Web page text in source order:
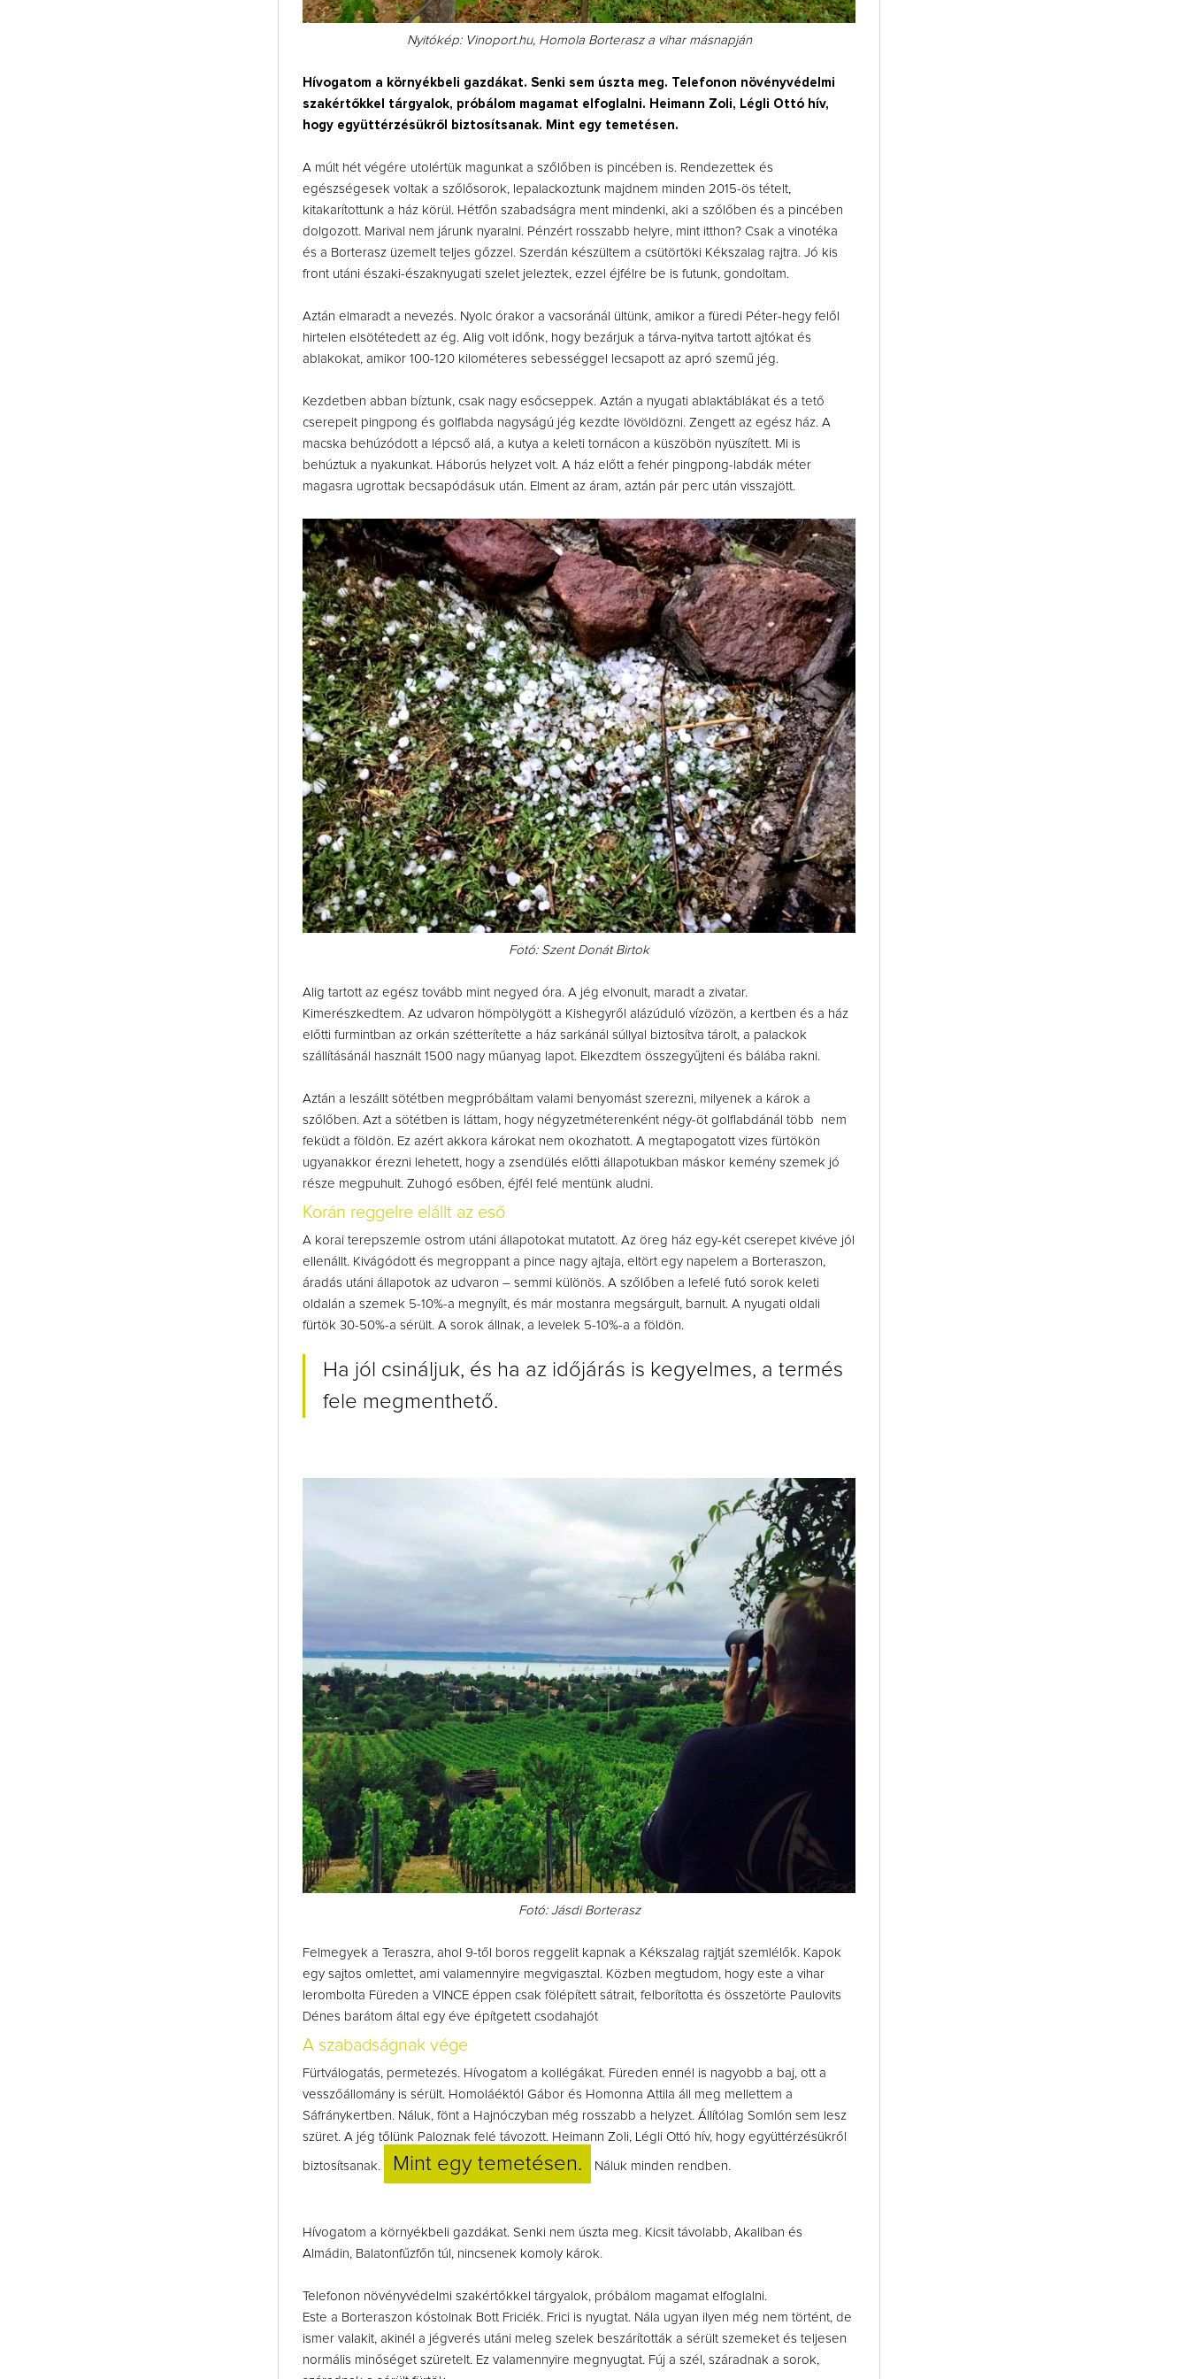
Nyitókép: Vinoport.hu, Homola Borterasz a vihar másnapján
Hívogatom a környékbeli gazdákat. Senki sem úszta meg. Telefonon növényvédelmi
szakértőkkel tárgyalok, próbálom magamat elfoglalni. Heimann Zoli, Légli Ottó hív,
hogy együttérzésükről biztosítsanak. Mint egy temetésen.
A múlt hét végére utolértük magunkat a szőlőben is pincében is. Rendezettek és
egészségesek voltak a szőlősorok, lepalackoztunk majdnem minden 2015-ös tételt,
kitakarítottunk a ház körül. Hétfőn szabadságra ment mindenki, aki a szőlőben és a pincében
dolgozott. Marival nem járunk nyaralni. Pénzért rosszabb helyre, mint itthon? Csak a vinotéka
és a Borterasz üzemelt teljes gőzzel. Szerdán készültem a csütörtöki Kékszalag rajtra. Jó kis
front utáni északi-északnyugati szelet jeleztek, ezzel éjfélre be is futunk, gondoltam.
Aztán elmaradt a nevezés. Nyolc órakor a vacsoránál ültünk, amikor a füredi Péter-hegy felől
hirtelen elsötétedett az ég. Alig volt időnk, hogy bezárjuk a tárva-nyitva tartott ajtókat és
ablakokat, amikor 100-120 kilométeres sebességgel lecsapott az apró szemű jég.
Kezdetben abban bíztunk, csak nagy esőcseppek. Aztán a nyugati ablaktáblákat és a tető
cserepeit pingpong és golflabda nagyságú jég kezdte lövöldözni. Zengett az egész ház. A
macska behúzódott a lépcső alá, a kutya a keleti tornácon a küszöbön nyüszített. Mi is
behúztuk a nyakunkat. Háborús helyzet volt. A ház előtt a fehér pingpong-labdák méter
magasra ugrottak becsapódásuk után. Elment az áram, aztán pár perc után visszajött.
Fotó: Szent Donát Birtok
Alig tartott az egész tovább mint negyed óra. A jég elvonult, maradt a zivatar.
Kimerészkedtem. Az udvaron hömpölygött a Kishegyről alázúduló vízözön, a kertben és a ház
előtti furmintban az orkán szétterítette a ház sarkánál súllyal biztosítva tárolt, a palackok
szállításánál használt 1500 nagy műanyag lapot. Elkezdtem összegyűjteni és bálába rakni.
Aztán a leszállt sötétben megpróbáltam valami benyomást szerezni, milyenek a károk a
szőlőben. Azt a sötétben is láttam, hogy négyzetméterenként négy-öt golflabdánál több nem
feküdt a földön. Ez azért akkora károkat nem okozhatott. A megtapogatott vizes fürtökön
ugyanakkor érezni lehetett, hogy a zsendülés előtti állapotukban máskor kemény szemek jó
része megpuhult. Zuhogó esőben, éjfél felé mentünk aludni.
Korán reggelre elállt az eső
A korai terepszemle ostrom utáni állapotokat mutatott. Az öreg ház egy-két cserepet kivéve jól
ellenállt. Kivágódott és megroppant a pince nagy ajtaja, eltört egy napelem a Borteraszon,
áradás utáni állapotok az udvaron – semmi különös. A szőlőben a lefelé futó sorok keleti
oldalán a szemek 5-10%-a megnyílt, és már mostanra megsárgult, barnult. A nyugati oldali
fürtök 30-50%-a sérült. A sorok állnak, a levelek 5-10%-a a földön.
Ha jól csináljuk, és ha az időjárás is kegyelmes, a termés
fele megmenthető.
Fotó: Jásdi Borterasz
Felmegyek a Teraszra, ahol 9-től boros reggelit kapnak a Kékszalag rajtját szemlélők. Kapok
egy sajtos omlettet, ami valamennyire megvigasztal. Közben megtudom, hogy este a vihar
lerombolta Füreden a VINCE éppen csak fölépített sátrait, felborította és összetörte Paulovits
Dénes barátom által egy éve építgetett csodahajót
A szabadságnak vége
Fürtválogatás, permetezés. Hívogatom a kollégákat. Füreden ennél is nagyobb a baj, ott a
vesszőállomány is sérült. Homoláéktól Gábor és Homonna Attila áll meg mellettem a
Sáfránykertben. Náluk, fönt a Hajnóczyban még rosszabb a helyzet. Állítólag Somlón sem lesz
szüret. A jég tőlünk Paloznak felé távozott. Heimann Zoli, Légli Ottó hív, hogy együttérzésükről
biztosítsanak. Mint egy temetésen. Náluk minden rendben.
Hívogatom a környékbeli gazdákat. Senki nem úszta meg. Kicsit távolabb, Akaliban és
Almádin, Balatonfűzfőn túl, nincsenek komoly károk.
Telefonon növényvédelmi szakértőkkel tárgyalok, próbálom magamat elfoglalni.
Este a Borteraszon kóstolnak Bott Friciék. Frici is nyugtat. Nála ugyan ilyen még nem történt, de
ismer valakit, akinél a jégverés utáni meleg szelek beszárították a sérült szemeket és teljesen
normális minőséget szüretelt. Ez valamennyire megnyugtat. Fúj a szél, száradnak a sorok,